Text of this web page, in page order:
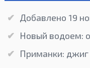
Добавлено 19
Новый водоем:
Приманки: джиг